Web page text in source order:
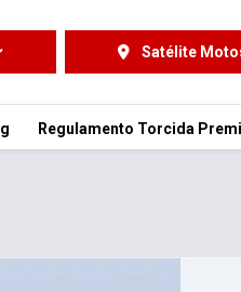
Satélite
Regulamento Torcida